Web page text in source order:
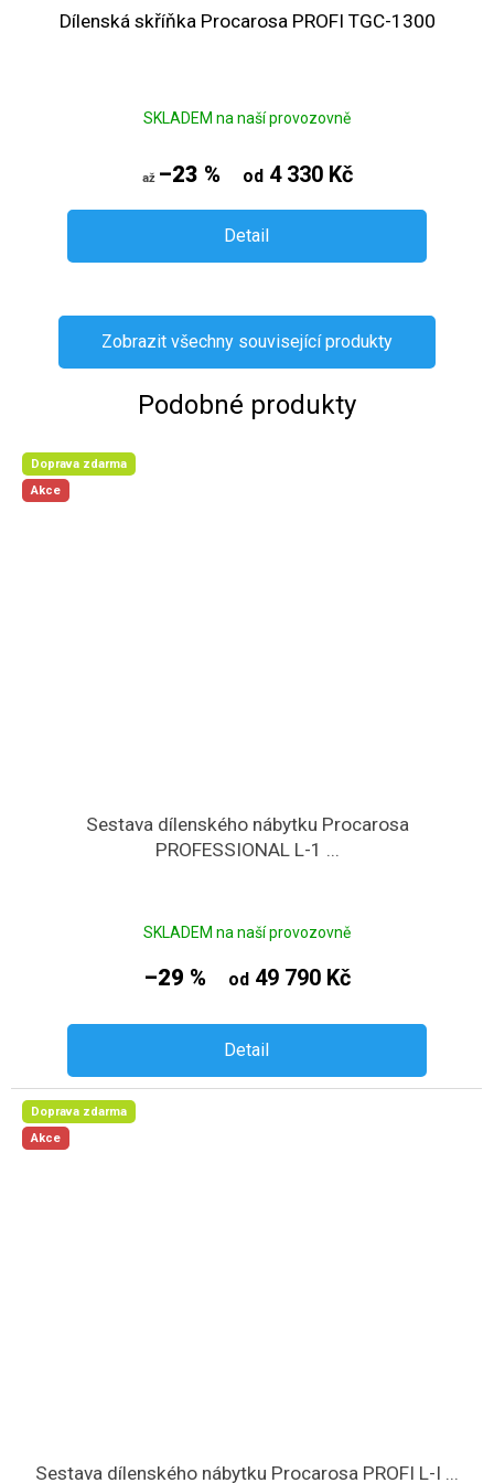
Dílenská skříňka Procarosa PROFI TGC-1300
SKLADEM na naší provozovně
až –23 % od4 330 Kč
Detail
Zobrazit všechny související produkty
Podobné produkty
Doprava zdarma
Akce
Sestava dílenského nábytku Procarosa
PROFESSIONAL L-1 ...
SKLADEM na naší provozovně
–29 % od49 790 Kč
Detail
Doprava zdarma
Akce
Sestava dílenského nábytku Procarosa PROFI L-I ...